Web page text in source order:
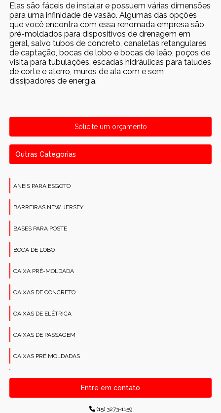
Elas são fáceis de instalar e possuem várias dimensões
para uma infinidade de vasão. Algumas das opções
que você encontra com essa renomada empresa são
pré-moldados para dispositivos de drenagem em
geral, salvo tubos de concreto, canaletas retangulares
de captação, bocas de lobo e bocas de leão, poços de
visita para tubulações, escadas hidráulicas para taludes
de corte e aterro, muros de ala com e sem
dissipadores de energia.
Solicite um orçamento
Outras Categorias
ANÉIS PARA ESGOTO
BARREIRAS NEW JERSEY
BASES PARA POSTE
BOCA DE LOBO
CAIXA PRÉ-MOLDADA
CAIXAS DE CONCRETO
CAIXAS DE ELÉTRICA
CAIXAS DE PASSAGEM
CAIXAS PRÉ MOLDADAS
CANALETAS PRÉ-MOLDADAS RETANGULARES
CONCRETO PARA CONSTRUÇÕES
Entre em contato
(15) 3273-1159